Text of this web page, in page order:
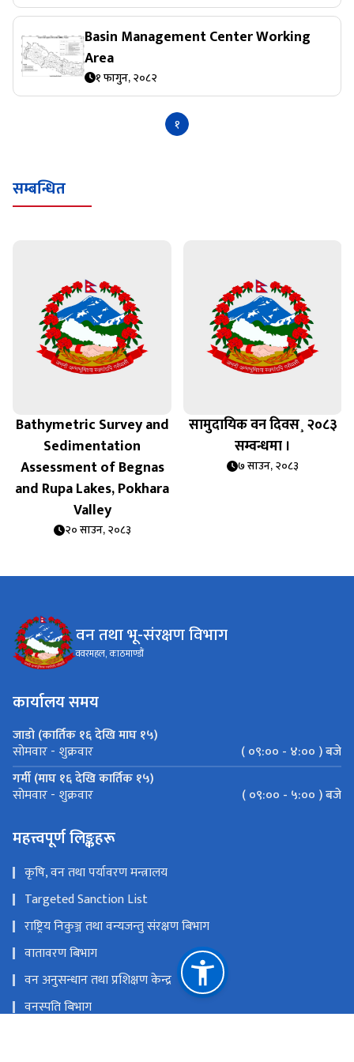
Basin Management Center Working
Area
१ फागुन, २०८२
१
सम्बन्धित
Bathymetric Survey and
Sedimentation
Assessment of Begnas
and Rupa Lakes, Pokhara
Valley
२० साउन, २०८३
सामुदायिक वन दिवस¸ २०८३
सम्वन्धमा ।
७ साउन, २०८३
वन तथा भू-संरक्षण विभाग
ववरमहल, काठमाण्डौं
कार्यालय समय
जाडो (कार्तिक १६ देखि माघ १५)
सोमवार - शुक्रवार
( ०९:०० - ४:०० ) बजे
गर्मी (माघ १६ देखि कार्तिक १५)
सोमवार - शुक्रवार ( ०९:०० - ५:०० ) बजे
महत्त्वपूर्ण लिङ्कहरू
कृषि, वन तथा पर्यावरण मन्त्रालय
Targeted Sanction List
राष्ट्रिय निकुञ्ज तथा वन्यजन्तु संरक्षण बिभाग
वातावरण बिभाग
वन अनुसन्धान तथा प्रशिक्षण केन्द्र
वनस्पति बिभाग